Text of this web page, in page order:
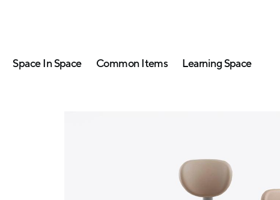
Space In Space Common Items Learning Space